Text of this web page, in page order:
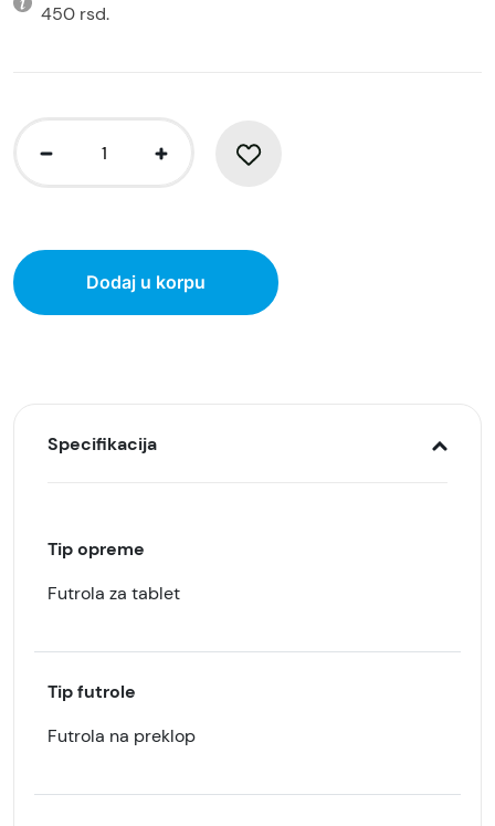
450 rsd.
Dodaj u korpu
Specifikacija
Tip opreme
Futrola za tablet
Tip futrole
Futrola na preklop